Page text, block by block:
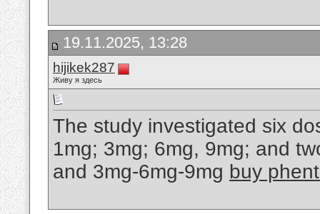
19.11.2025, 13:28
hijikek287
Живу я здесь
The study investigated six
1mg; 3mg; 6mg, 9mg; and
and 3mg-6mg-9mg buy